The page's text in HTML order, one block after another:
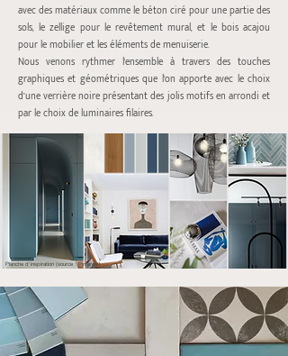
avec des matériaux comme le béton ciré pour une partie des
sols, le zellige pour le revêtement mural, et le bois acajou
pour le mobilier et les éléments de menuiserie.
Nous venons rythmer l'ensemble à travers des touches
graphiques et géométriques que l'on apporte avec le choix
d’une verrière noire présentant des jolis motifs en arrondi et
par le choix de luminaires filaires.
Planche d'inspiration (source : Pinterest)